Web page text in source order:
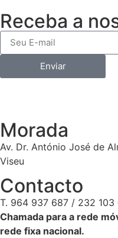
Receba a
Enviar
Morada
Av. Dr. António José de
Viseu
Contacto
T. 964 937 687 / 232 103
Chamada para a rede
rede fixa nacional.